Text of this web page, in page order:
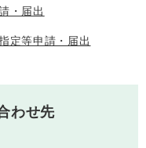
・届出
定等申請・届出
わせ先